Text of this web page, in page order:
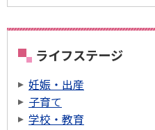
ライフステージ
妊娠・出産
子育て
学校・教育